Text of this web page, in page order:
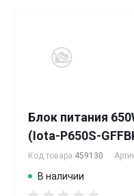
Блок питания
(Iota-P650S-
Код товара 459130
В наличии